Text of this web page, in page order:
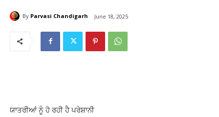
By Parvasi Chandigarh June 18, 2025
ਯਾਤਰੀਆਂ ਨੂੰ ਹੋ ਰਹੀ ਹੈ ਪਰੇਸ਼ਾਨੀ